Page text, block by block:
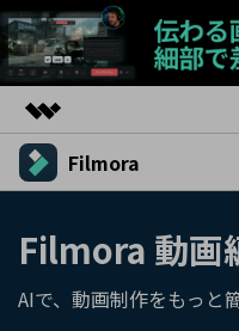
製品
ユーティリティ
概要
ソリューション
Filmora
AI機能
Filmora 動画
AIで、動画制作をもっと